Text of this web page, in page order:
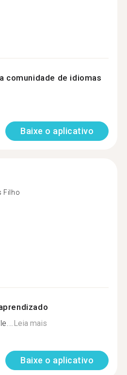
comunidade de idiomas
Baixe o aplicativo
Filho
Leia mais
Baixe o aplicativo